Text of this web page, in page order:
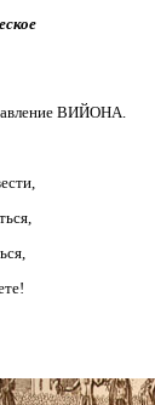
ВИЙОНА.